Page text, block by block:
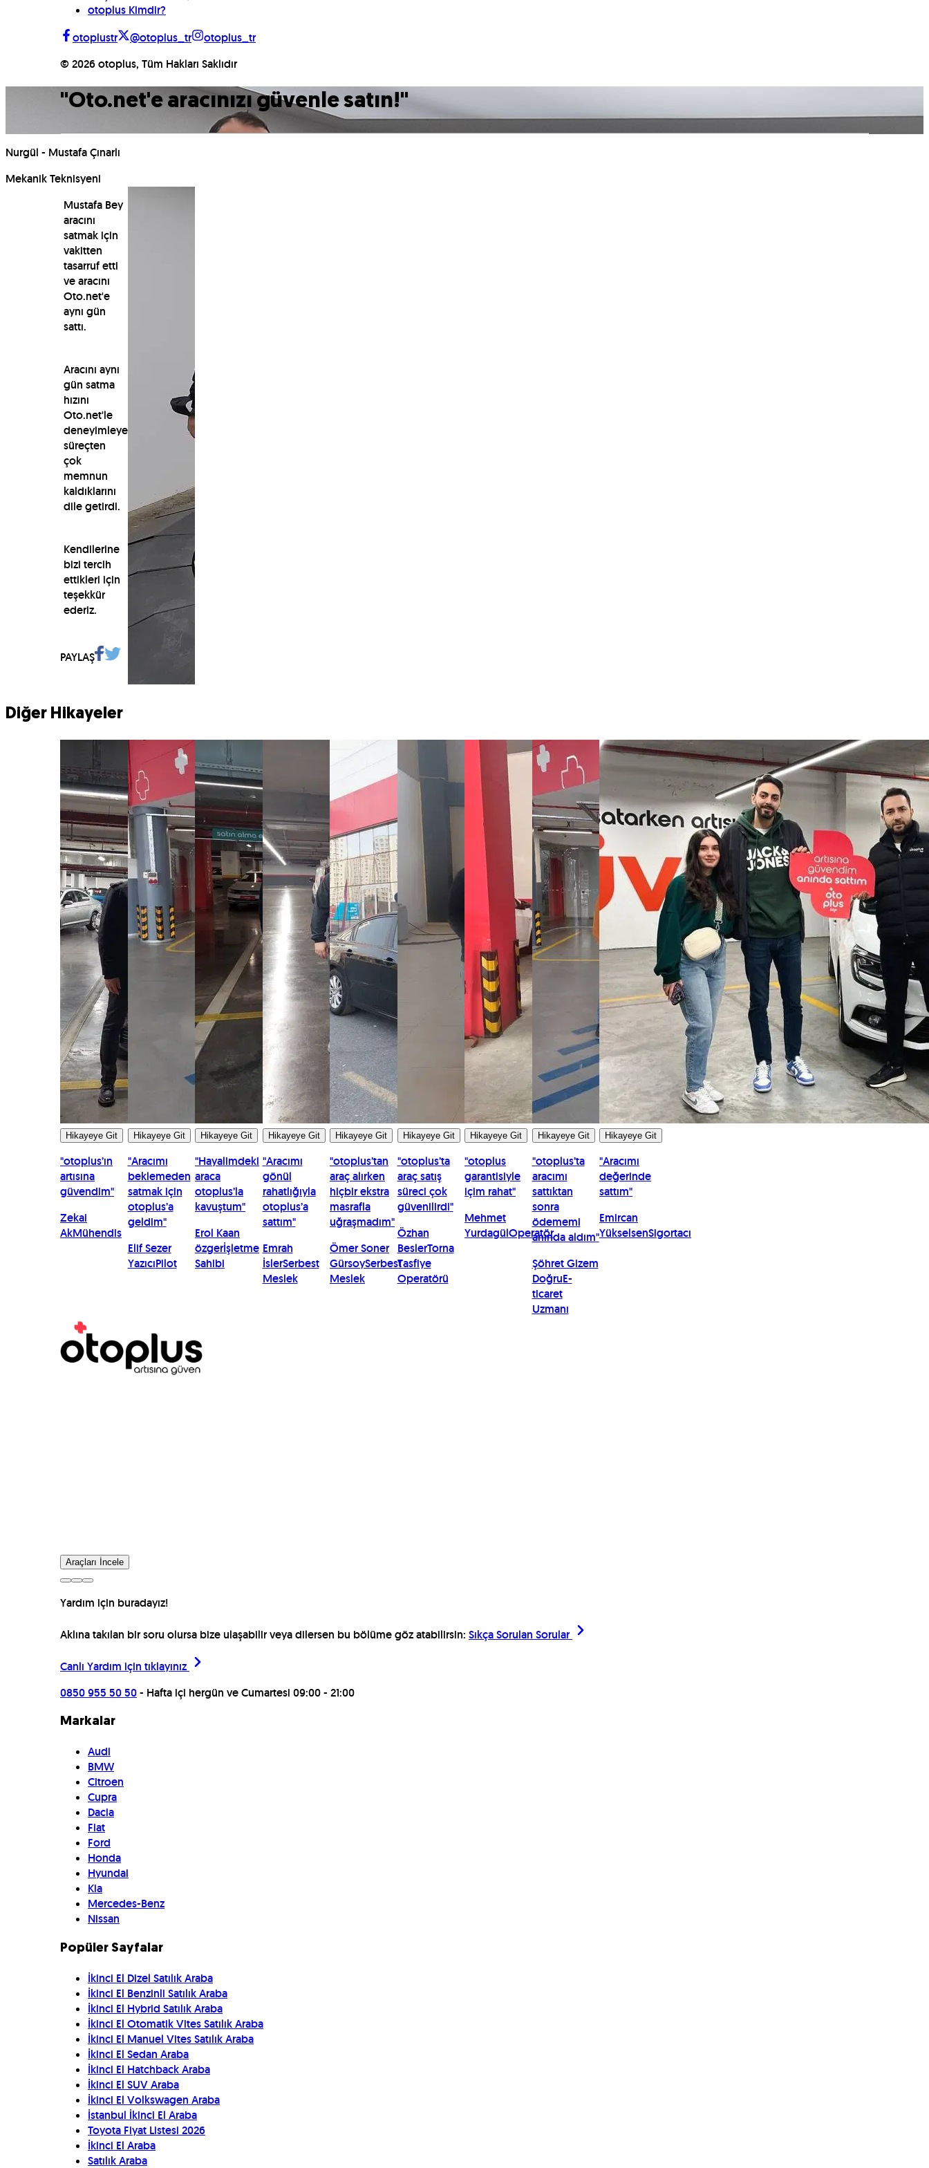
otoplus Kimdir?
otoplustr
@otoplus_tr
otoplus_tr
© 2026 otoplus, Tüm Hakları Saklıdır
"Oto.net'e aracınızı güvenle satın!"
Nurgül - Mustafa Çınarlı
Mekanik Teknisyeni
Mustafa Bey
aracını
satmak için
vakitten
tasarruf etti
ve aracını
Oto.net'e
aynı gün
sattı.
Aracını aynı
gün satma
hızını
Oto.net'le
deneyimleyen
süreçten
çok
memnun
kaldıklarını
dile getirdi.
Kendilerine
bizi tercih
ettikleri için
teşekkür
ederiz.
PAYLAŞ
Diğer Hikayeler
Hikayeye Git
"otoplus’ın
artısına
güvendim"
Zekai
AkMühendis
Hikayeye Git
"Aracımı
beklemeden
satmak için
otoplus’a
geldim"
Elif Sezer
YazıcıPilot
Hikayeye Git
"Hayalimdeki
araca
otoplus’la
kavuştum"
Erol Kaan
özgerİşletme
Sahibi
Hikayeye Git
"Aracımı
gönül
rahatlığıyla
otoplus’a
sattım"
Emrah
İslerSerbest
Meslek
Hikayeye Git
"otoplus’tan
araç alırken
hiçbir ekstra
masrafla
uğraşmadım"
Ömer Soner
GürsoySerbest
Meslek
Hikayeye Git
"otoplus’ta
araç satış
süreci çok
güvenilirdi"
Özhan
BeslerTorna
Tasfiye
Operatörü
Hikayeye Git
"otoplus
garantisiyle
içim rahat"
Mehmet
YurdagülOperatör
Hikayeye Git
"otoplus’ta
aracımı
sattıktan
sonra
ödememi
anında aldım"
Şöhret Gizem
DoğruE-
ticaret
Uzmanı
Hikayeye Git
"Aracımı
değerinde
sattım"
Emircan
YükselsenSigortacı
Araçları İncele
Yardım için buradayız!
Aklına takılan bir soru olursa bize ulaşabilir veya dilersen bu bölüme göz atabilirsin: Sıkça Sorulan Sorular
Canlı Yardım için tıklayınız
0850 955 50 50- Hafta içi hergün ve Cumartesi 09:00 - 21:00
Markalar
Audi
BMW
Citroen
Cupra
Dacia
Fiat
Ford
Honda
Hyundai
Kia
Mercedes-Benz
Nissan
Popüler Sayfalar
İkinci El Dizel Satılık Araba
İkinci El Benzinli Satılık Araba
İkinci El Hybrid Satılık Araba
İkinci El Otomatik Vites Satılık Araba
İkinci El Manuel Vites Satılık Araba
İkinci El Sedan Araba
İkinci El Hatchback Araba
İkinci El SUV Araba
İkinci El Volkswagen Araba
İstanbul İkinci El Araba
Toyota Fiyat Listesi 2026
İkinci El Araba
Satılık Araba